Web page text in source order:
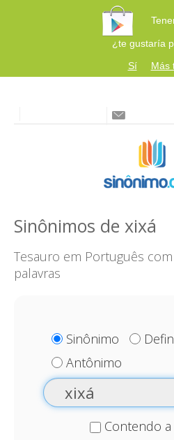
¿te gustaría
Sí
Más
Sinônimos de xixá
Tesauro em Português
palavras
Sinônimo
Antônimo
Contendo a